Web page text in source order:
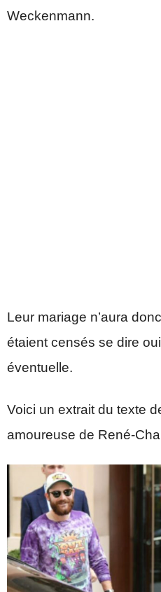
Weckenmann.
Leur mariage n’aura
étaient censés se dire
éventuelle.
Voici un extrait du texte
amoureuse de René-